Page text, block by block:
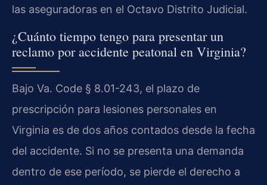
las aseguradoras en el Octavo Distrito Judicial.
¿Cuánto tiempo tengo para presentar un
reclamo por accidente peatonal en Virginia?
Bajo Va. Code § 8.01-243, el plazo de
prescripción para lesiones personales en
Virginia es de dos años contados desde la fecha
del accidente. Si no se presenta una demanda
dentro de ese período, se pierde el derecho a